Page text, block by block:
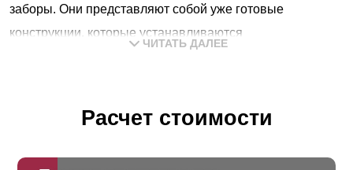
заборы. Они представляют собой уже готовые
конструкции, которые устанавливаются
Забор такого типа состоит из секций, опор и крепления.
ЧИТАТЬ ДАЛЕЕ
Расчет стоимости